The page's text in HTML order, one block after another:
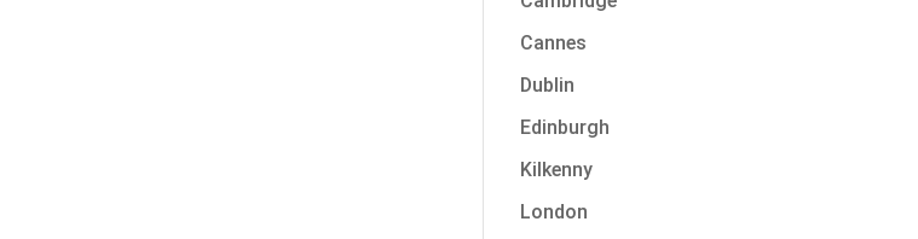
Cannes
Dublin
Edinburgh
Kilkenny
London